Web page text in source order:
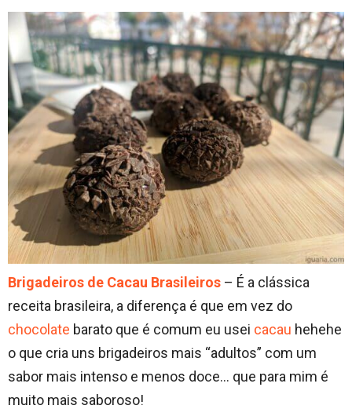
Brigadeiros de Cacau Brasileiros – É a clássica
receita brasileira, a diferença é que em vez do
chocolate barato que é comum eu usei cacau hehehe
o que cria uns brigadeiros mais “adultos” com um
sabor mais intenso e menos doce… que para mim é
muito mais saboroso!